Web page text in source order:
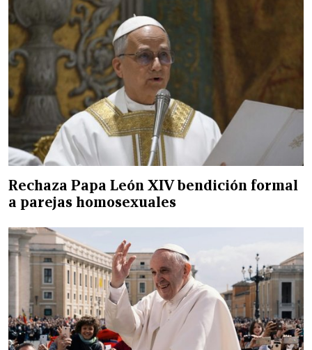
Rechaza Papa León XIV bendición formal
a parejas homosexuales